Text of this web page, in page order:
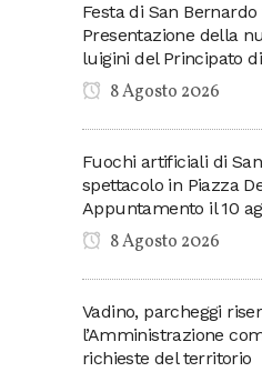
Festa di San Bernardo
Presentazione della
luigini del Principato
8 Agosto 2026
Fuochi artificiali di
spettacolo in Piazza
Appuntamento il 10
8 Agosto 2026
Vadino, parcheggi
l’Amministrazione
richieste del territorio